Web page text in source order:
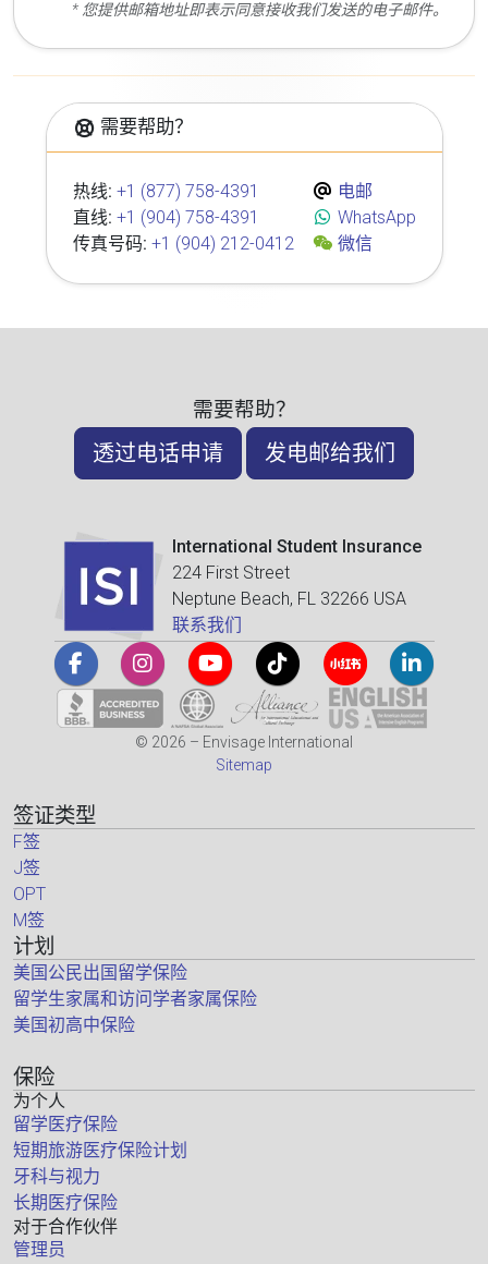
* 您提供邮箱地址即表示同意接收我们发送的电子邮件。
需要帮助？
热线: +1 (877) 758-4391
直线: +1 (904) 758-4391
传真号码: +1 (904) 212-0412
电邮
WhatsApp
微信
需要帮助？
透过电话申请 发电邮给我们
International Student Insurance
224 First Street
Neptune Beach, FL 32266 USA
联系我们
© 2026 – Envisage International
Sitemap
签证类型
F签
J签
OPT
M签
计划
美国公民出国留学保险
留学生家属和访问学者家属保险
美国初高中保险
保险
为个人
留学医疗保险
短期旅游医疗保险计划
牙科与视力
长期医疗保险
对于合作伙伴
管理员